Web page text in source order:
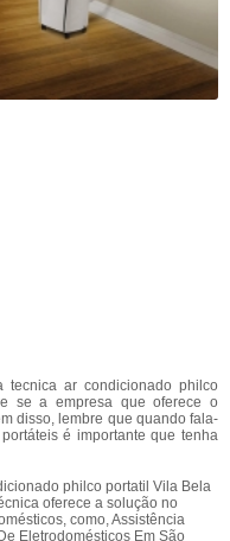
tecnica ar condicionado philco
se a empresa que oferece o
disso, lembre que quando fala-
é importante que tenha
philco portatil Vila Bela
oferece a solução no
como, Assistência
Eletrodomésticos Em São